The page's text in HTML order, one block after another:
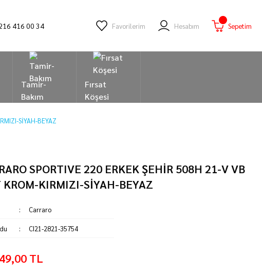
416 00 34 Favorilerim Hesabım Sepetim
Tamir-
Bakım
Fırsat
Köşesi
SİYAH-BEYAZ
SPORTIVE 220 ERKEK ŞEHİR 508H 21-V VB
KROM-KIRMIZI-SİYAH-BEYAZ
Carraro
CI21-2821-35754
TL